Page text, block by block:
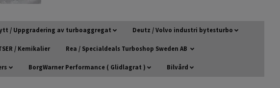
/ Uppgradering av turboaggregat Deutz / Volvo industri bytesturbo
/ Kemikalier Rea / Specialdeals Turboshop Sweden AB
BorgWarner Performance ( Glidlagrat ) Bilvård